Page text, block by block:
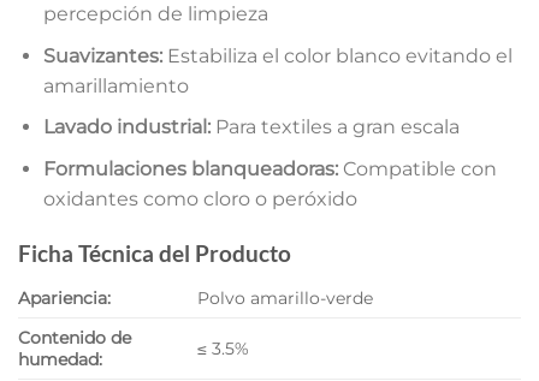
percepción de limpieza
Suavizantes:Estabiliza el color blanco evitando el
amarillamiento
Lavado industrial:Para textiles a gran escala
Formulaciones blanqueadoras:Compatible con
oxidantes como cloro o peróxido
Ficha Técnica del Producto
Apariencia:
Polvo amarillo-verde
Contenido de
humedad:
≤ 3.5%